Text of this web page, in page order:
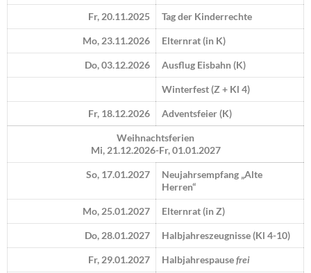
Fr, 20.11.2025 Tag der Kinderrechte
Mo, 23.11.2026 Elternrat (in K)
Do, 03.12.2026 Ausflug Eisbahn (K)
Winterfest (Z + Kl 4)
Fr, 18.12.2026 Adventsfeier (K)
Weihnachtsferien
Mi, 21.12.2026-Fr, 01.01.2027
So, 17.01.2027
Neujahrsempfang „Alte
Herren“
Mo, 25.01.2027 Elternrat (in Z)
Do, 28.01.2027 Halbjahreszeugnisse (Kl 4-10)
Fr, 29.01.2027 Halbjahrespausefrei